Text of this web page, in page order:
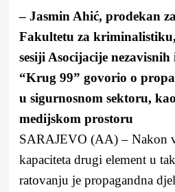
– Jasmin Ahić, prodekan
Fakultetu za
sesiji Asocijacije
“Krug 99” govorio o
u sigurnosnom sektoru,
medijskom prostoru
SARAJEVO (AA) – Nakon
kapaciteta drugi element u
ratovanju je propagandna